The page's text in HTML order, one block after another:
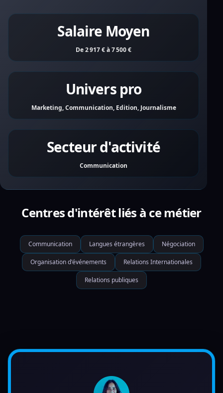
Salaire Moyen
De 2 917 € à 7 500 €
Univers pro
Marketing, Communication, Edition, Journalisme
Secteur d'activité
Communication
Centres d'intérêt liés à ce métier
Communication Langues étrangères Négociation
Organisation d'événements Relations Internationales
Relations publiques